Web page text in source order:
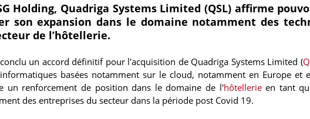
Holding, Quadriga Systems Limited (QSL) affirme
son expansion dans le domaine notamment des
de l’hôtellerie.
un accord définitif pour l'acquisition de Quadriga Systems Limited (
basées notamment sur le cloud, notamment en Europe et
un renforcement de position dans le domaine de l'hôtellerieen tant
des entreprises du secteur dans la période post Covid 19.